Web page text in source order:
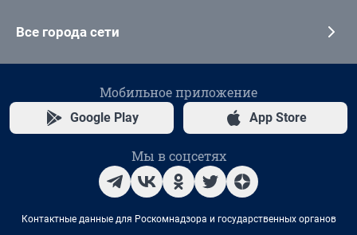
Все города сети
Мобильное приложение
Google Play App Store
Мы в соцсетях
Контактные данные для Роскомнадзора и государственных органов